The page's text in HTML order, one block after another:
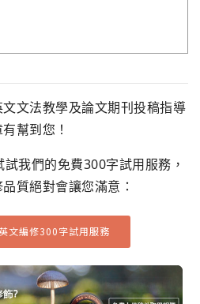
文法教學及論文期刊投稿指導
幫到您！
我們的免費300字試用服務，
質絕對會讓您滿意：
文編修300字試用服務